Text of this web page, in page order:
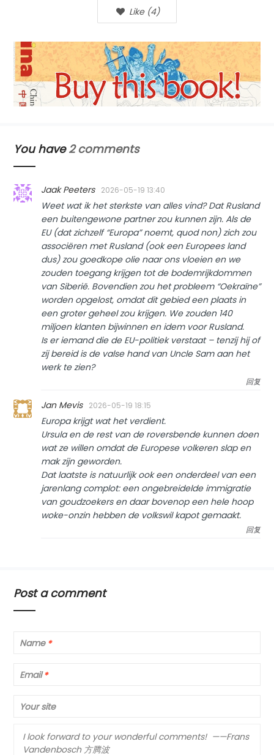
Like (4)
You have2 comments
Jaak Peeters 2026-05-19 13:40
Weet wat ik het sterkste van alles vind? Dat Rusland
een buitengewone partner zou kunnen zijn. Als de
EU (dat zichzelf “Europa” noemt, quod non) zich zou
associëren met Rusland (ook een Europees land
dus) zou goedkope olie naar ons vloeien en we
zouden toegang krijgen tot de bodemrijkdommen
van Siberië. Bovendien zou het probleem “Oekraïne”
worden opgelost, omdat dit gebied een plaats in
een groter geheel zou krijgen. We zouden 140
miljoen klanten bijwinnen en idem voor Rusland.
Is er iemand die de EU-politiek verstaat – tenzij hij of
zij bereid is de valse hand van Uncle Sam aan het
werk te zien?
回复
Jan Mevis 2026-05-19 18:15
Europa krijgt wat het verdient.
Ursula en de rest van de roversbende kunnen doen
wat ze willen omdat de Europese volkeren slap en
mak zijn geworden.
Dat laatste is natuurlijk ook een onderdeel van een
jarenlang complot: een ongebreidelde immigratie
van goudzoekers en daar bovenop een hele hoop
woke-onzin hebben de volkswil kapot gemaakt.
回复
Post a comment
Name *
Email *
Your site